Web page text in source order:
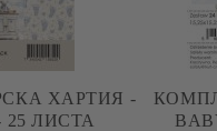
ХАРТИЯ -
25 ЛИСТА